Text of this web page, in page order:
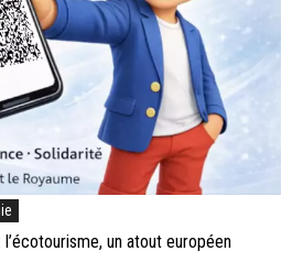
l’écotourisme, un atout européen